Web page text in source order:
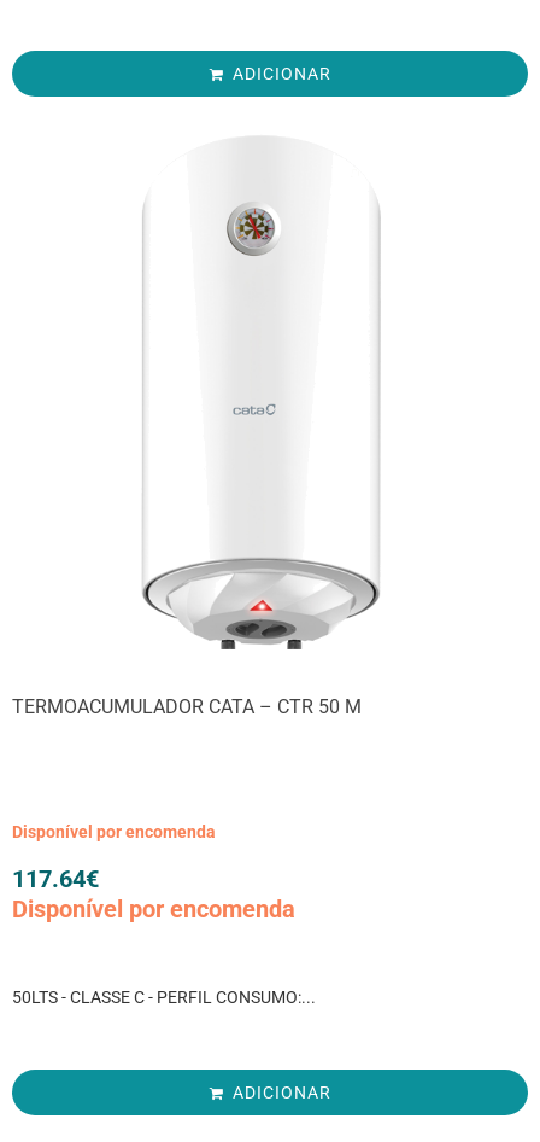
ADICIONAR
TERMOACUMULADOR CATA – CTR 50 M
Disponível por encomenda
117.64€
Disponível por encomenda
50LTS - CLASSE C - PERFIL CONSUMO:...
ADICIONAR